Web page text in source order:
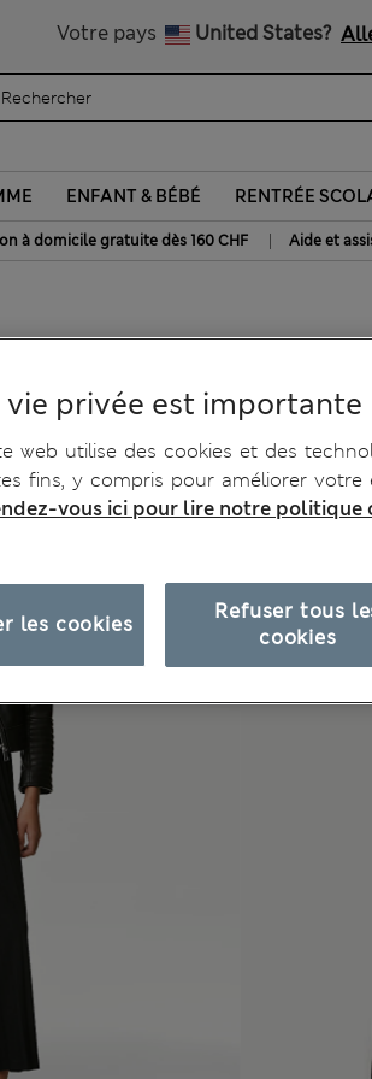
Votre pays United States?
ENFANT & BÉBÉ RENTRÉE
à domicile gratuite dès 160 CHF | Aide et
vie privée est importante
web utilise des cookies et des
fins, y compris pour améliorer votre
vous ici pour lire notre politique
Refuser tous
cookies
les cookies